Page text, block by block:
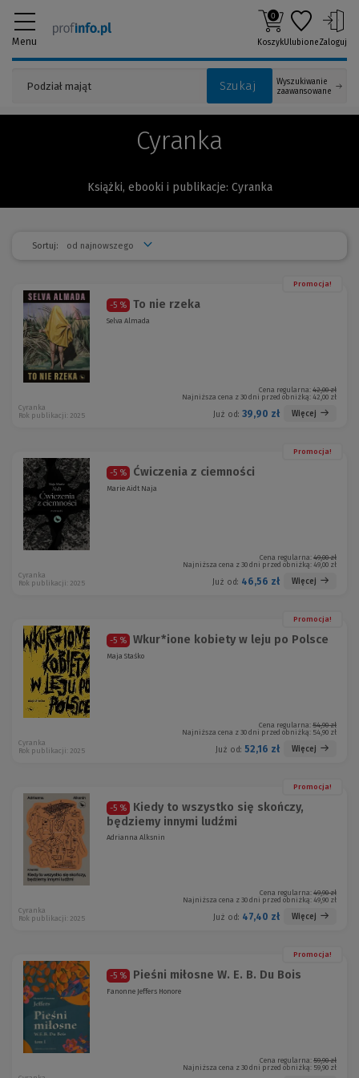
Menu
Szukaj
Wyszukiwanie
zaawansowane
0
KoszykUlubioneZaloguj
Cyranka
Książki, ebooki i publikacje: Cyranka
Sortuj:
Promocja!
-5 % To nie rzeka
Selva Almada
Cena regularna: 42,00 zł
Najniższa cena z 30 dni przed obniżką: 42,00 zł
Już od: 39,90 zł Więcej
Cyranka
Rok publikacji: 2025
Promocja!
-5 % Ćwiczenia z ciemności
Marie Aidt Naja
Cena regularna: 49,00 zł
Najniższa cena z 30 dni przed obniżką: 49,00 zł
Już od: 46,56 zł Więcej
Cyranka
Rok publikacji: 2025
Promocja!
-5 % Wkur*ione kobiety w leju po Polsce
Maja Staśko
Cena regularna: 54,90 zł
Najniższa cena z 30 dni przed obniżką: 54,90 zł
Już od: 52,16 zł Więcej
Cyranka
Rok publikacji: 2025
Promocja!
-5 %
Kiedy to wszystko się skończy,
będziemy innymi ludźmi
Adrianna Alksnin
Cena regularna: 49,90 zł
Najniższa cena z 30 dni przed obniżką: 49,90 zł
Już od: 47,40 zł Więcej
Cyranka
Rok publikacji: 2025
Promocja!
-5 % Pieśni miłosne W. E. B. Du Bois
Fanonne Jeffers Honore
Cena regularna: 59,90 zł
Najniższa cena z 30 dni przed obniżką: 59,90 zł